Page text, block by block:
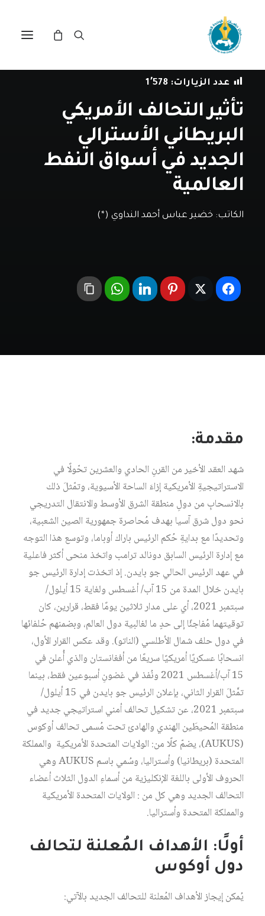
فيدراسات
عدد الزيارات: 1٬578
تأثير التحالف الأمريكي
البريطاني الأسترالي
الجديد في أسواق النفط
العالمية
الكاتب: خضير عباس أحمد النداوي (*)
مقدمة:
شهد العقد الأخير من القرنِ الحادي والعشرين تحّولًا في
الاستراتيجيةِ الأمريكية إزاءَ الساحة الأسيوية، وتمّثلَ ذلك
بالانسحابِ من دولِ منطقة الشرق الأوسط والانتقال التدريجي
نحو دول شرق آسيا بهدف مُحاصرة جمهورية الصين الشعبية،
وتحديدًا مع بدايةِ حُكم الرئيس باراك أوباما، وتوسع هذا التوجه
مع إدارة الرئيس السابق دونالد ترامب واتخذ منحى أكثر فاعلية
في عهد الرئيس الحالي جو بايدن. إذ اتخذت إدارة الرئيس جو
بايدن خلال المدة من 15 آب/ أغسطس ولغاية 15 أيلول/
سبتمبر 2021، أي على مدار ثلاثين يومًا فقط، قرارين، كان
توقيتهما مُفاجئًا إلى حدٍ ما لغالبية دول العالم، وبضمنهم حُلفائها
في دول حلف شمال الأطلسي (الناتو). وقد عكس القرار الأول،
انسحابًا عسكريًا أمريكيًا سريعًا من أفغانستان والذي أُعلن في
15 آب/أغسطس 2021 ونُفذ في غضونِ أسبوعين فقط، بينما
تمَّثلَ القرار الثاني، بإعلان الرئيس جو بايدن في 15 أيلول/
سبتمبر 2021، عن تشكيل تحالف أمني استراتيجي جديد في
منطقة المُحيطَين الهندي والهادئ تحت مُسمى تحالف أوكوس
(AUKUS)، يضمّ كلًا من: الولايات المتحدة الأمريكية والمملكة
المتحدة (بريطانيا) وأستراليا، وسُمي باسم AUKUS وهي
الحروف الأولى باللغة الإنكليزية من أسماءِ الدول الثلاث أعضاء
التحالف الجديد وهي كل من : الولايات المتحدة الأمريكية
والمملكة المتحدة وأستراليا.
أولًا: الأهداف المُعلنة لتحالف
دول أوكوس
يُمكن إيجاز الأهداف المُعلنة للتحالف الجديد بالآتي: